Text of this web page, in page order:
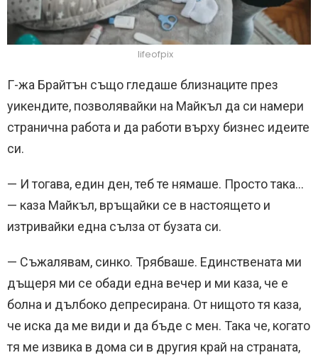
lifeofpix
Г-жа Брайтън също гледаше близнаците през
уикендите, позволявайки на Майкъл да си намери
странична работа и да работи върху бизнес идеите
си.
— И тогава, един ден, теб те нямаше. Просто така…
— каза Майкъл, връщайки се в настоящето и
изтривайки една сълза от бузата си.
— Съжалявам, синко. Трябваше. Единствената ми
дъщеря ми се обади една вечер и ми каза, че е
болна и дълбоко депресирана. От нищото тя каза,
че иска да ме види и да бъде с мен. Така че, когато
тя ме извика в дома си в другия край на страната,